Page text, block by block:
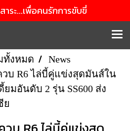
าระ...เพื่อคนรักการขับขี่
ทั้งหมด
News
บ R6 ไล่บี้คู่แข่งสุดมันส์ใน
ยมอันดับ 2 รุ่น SS600 ส่ง
ย